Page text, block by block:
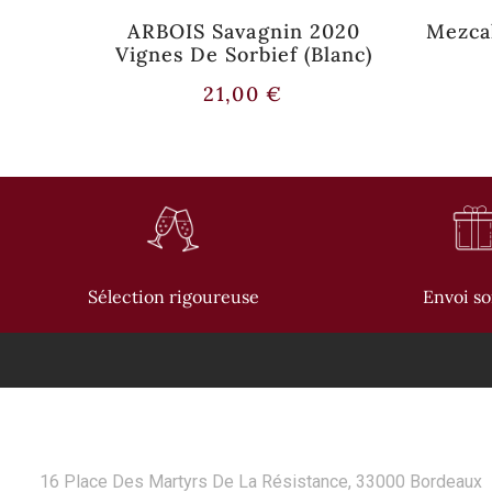
ARBOIS Savagnin 2020
Vignes De Sorbief (Blanc)
21,00€
Sélection rigoureuse Envoi
16 Place Des Martyrs De La Résistance, 33000 Bordeaux